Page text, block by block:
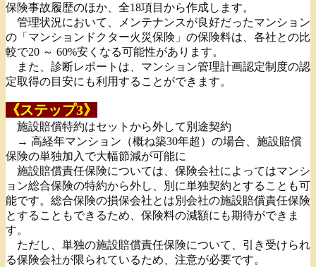
保険事故履歴のほか、全18項目から作成します。
管理状況において、メンテナンスが良好だったマンション
の「マンションドクター火災保険」の保険料は、各社との比
較で20 ～ 60%安くなる可能性があります。
また、診断レポートは、マンション管理計画認定制度の認
定取得の目安にも利用することができます。
《ステップ3》
施設賠償特約はセットから外して別途契約
→ 高経年マンション（概ね築30年超）の場合、施設賠償
保険の単独加入で大幅節減が可能に
施設賠償責任保険については、保険会社によってはマンシ
ョン総合保険の特約から外し、別に単独契約とすることも可
能です。総合保険の損保会社とは別会社の施設賠償責任保険
とすることもできるため、保険料の減額にも期待ができま
す。
ただし、単独の施設賠償責任保険について、引き受けられ
る保険会社が限られているため、注意が必要です。